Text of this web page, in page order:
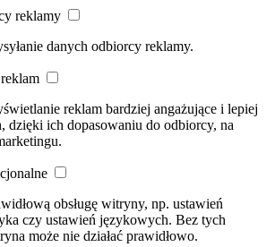
reklamy
danych odbiorcy reklamy.
reklam bardziej angażujące i lepiej
dzięki ich dopasowaniu do odbiorcy, na
obsługę witryny, np. ustawień
czy ustawień językowych. Bez tych
może nie działać prawidłowo.